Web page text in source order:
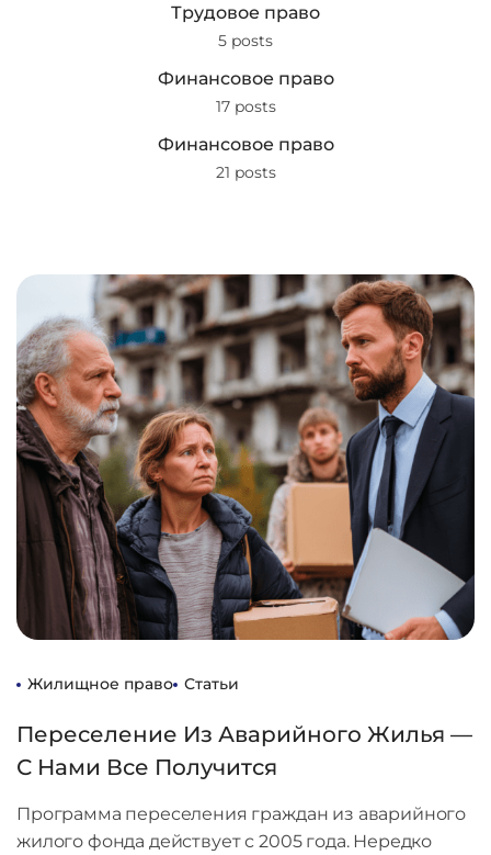
Трудовое право
5 posts
Финансовое право
17 posts
Финансовое право
21 posts
Жилищное право Статьи
Переселение Из Аварийного Жилья —
С Нами Все Получится
Программа переселения граждан из аварийного
жилого фонда действует с 2005 года. Нередко